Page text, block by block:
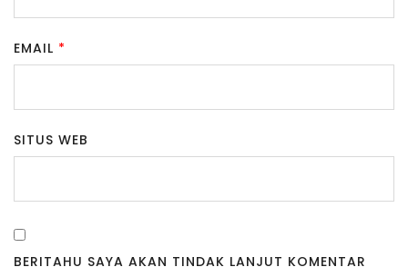
EMAIL *
SITUS WEB
BERITAHU SAYA AKAN TINDAK LANJUT KOMENTAR